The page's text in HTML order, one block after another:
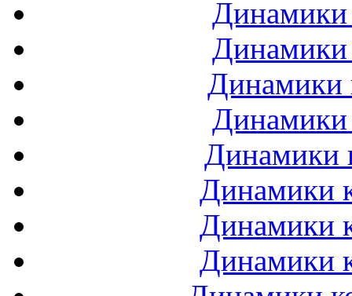
Динамики
Динамики
Динамики
Динамики
Динамики
Динамики
Динамики
Динамики